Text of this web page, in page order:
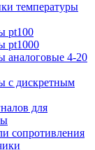
температуры
pt100
pt1000
аналоговые 4-20
с дискретным
для
сопротивления